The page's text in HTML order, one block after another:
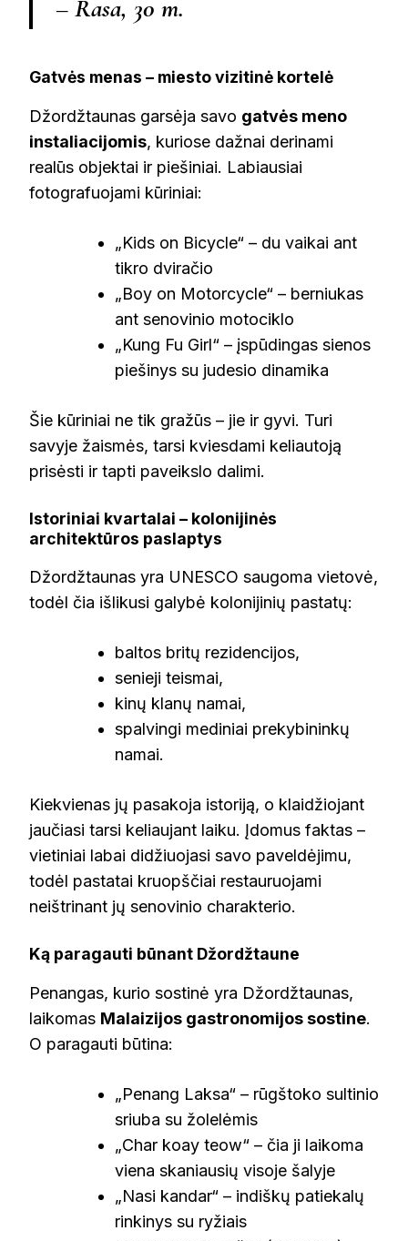
– Rasa, 30 m.
Gatvės menas – miesto vizitinė kortelė
Džordžtaunas garsėja savo gatvės meno
instaliacijomis, kuriose dažnai derinami
realūs objektai ir piešiniai. Labiausiai
fotografuojami kūriniai:
„Kids on Bicycle“ – du vaikai ant
tikro dviračio
„Boy on Motorcycle“ – berniukas
ant senovinio motociklo
„Kung Fu Girl“ – įspūdingas sienos
piešinys su judesio dinamika
Šie kūriniai ne tik gražūs – jie ir gyvi. Turi
savyje žaismės, tarsi kviesdami keliautoją
prisėsti ir tapti paveikslo dalimi.
Istoriniai kvartalai – kolonijinės
architektūros paslaptys
Džordžtaunas yra UNESCO saugoma vietovė,
todėl čia išlikusi galybė kolonijinių pastatų:
baltos britų rezidencijos,
senieji teismai,
kinų klanų namai,
spalvingi mediniai prekybininkų
namai.
Kiekvienas jų pasakoja istoriją, o klaidžiojant
jaučiasi tarsi keliaujant laiku. Įdomus faktas –
vietiniai labai didžiuojasi savo paveldėjimu,
todėl pastatai kruopščiai restauruojami
neištrinant jų senovinio charakterio.
Ką paragauti būnant Džordžtaune
Penangas, kurio sostinė yra Džordžtaunas,
laikomas Malaizijos gastronomijos sostine.
O paragauti būtina:
„Penang Laksa“ – rūgštoko sultinio
sriuba su žolelėmis
„Char koay teow“ – čia ji laikoma
viena skaniausių visoje šalyje
„Nasi kandar“ – indiškų patiekalų
rinkinys su ryžiais